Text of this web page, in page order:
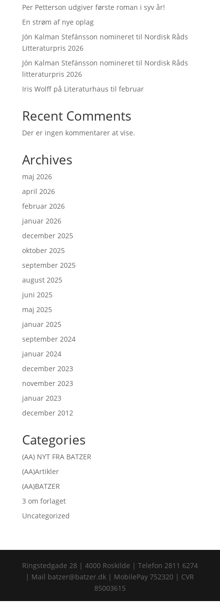
Per Petterson udgiver første roman i syv år!
En strøm af nye oplag
Jón Kalman Stefánsson nomineret til Nordisk Råds
Litteraturpris 2026
Jón Kalman Stefánsson nomineret til Nordisk Råds
litteraturpris 2026
Iris Wolff på Literaturhaus til februar
Recent Comments
Der er ingen kommentarer at vise.
Archives
maj 2026
april 2026
februar 2026
januar 2026
december 2025
oktober 2025
september 2025
august 2025
juni 2025
maj 2025
januar 2025
september 2024
januar 2024
december 2023
november 2023
januar 2023
december 2012
Categories
(AA) NYT FRA BATZER
(AA)Artikler
(AA)BATZER
3 om forlaget
Uncategorized
Ringstedgade 28 | 4000 Roskilde | Telefon 2811 6274
| Mail batzer@batzer.dk | MobilePay 752320 | CVR
85003615